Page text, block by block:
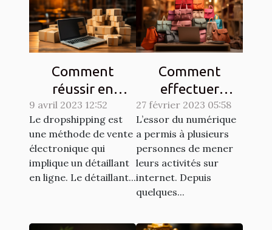
Comment
réussir en
dropshipping ?
9 avril 2023 12:52
Le dropshipping est
une méthode de vente
électronique qui
implique un détaillant
en ligne. Le détaillant...
Comment
effectuer
efficacement
des achats en
ligne ?
27 février 2023 05:58
L’essor du numérique
a permis à plusieurs
personnes de mener
leurs activités sur
internet. Depuis
quelques...